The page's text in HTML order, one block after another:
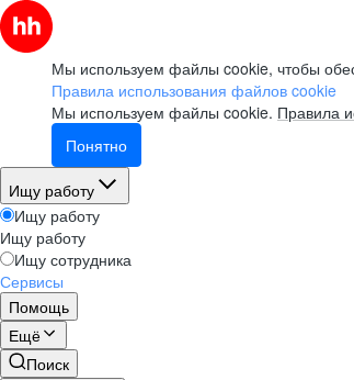
Мы используем файлы cookie, чтобы
Правила использования файлов cookie
Мы используем файлы cookie. Правила
Понятно
Ищу работу
Ищу работу
Ищу работу
Ищу сотрудника
Сервисы
Помощь
Ещё
Поиск